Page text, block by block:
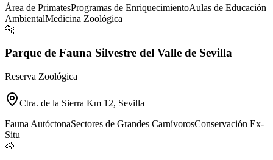
Área de PrimatesProgramas de EnriquecimientoAulas de Educación
AmbientalMedicina Zoológica
🐆
Parque de Fauna Silvestre del Valle de Sevilla
Reserva Zoológica
Ctra. de la Sierra Km 12, Sevilla
Fauna AutóctonaSectores de Grandes CarnívorosConservación Ex-
Situ
🐴